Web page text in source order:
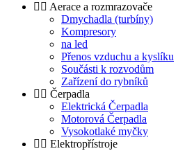
Aerace a rozmrazovače
Dmychadla (turbíny)
Kompresory
na led
Přenos vzduchu a kyslíku
Součásti k rozvodům
Zařízení do rybníků
Čerpadla
Elektrická Čerpadla
Motorová Čerpadla
Vysokotlaké myčky
Elektropřístroje